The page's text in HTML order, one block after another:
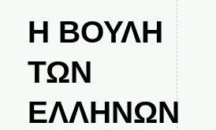
Η ΒΟΥΛΗ
ΤΩΝ
ΕΛΛΗΝΩΝ